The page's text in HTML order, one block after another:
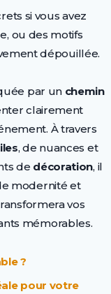
si vous avez
ou des motifs
dépouillée.
par un chemin
clairement
À travers
, de nuances et
de décoration, il
modernité et
vos
mémorables.
?
pour votre